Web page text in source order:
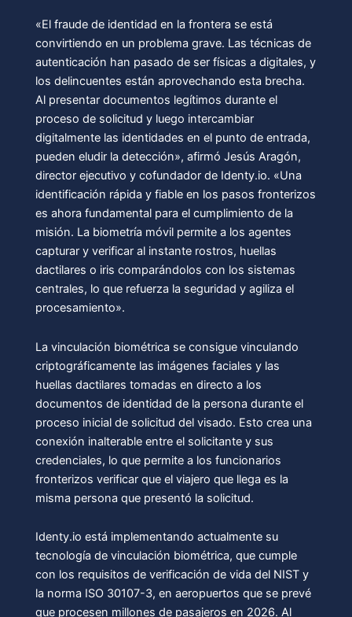
«El fraude de identidad en la frontera se está
convirtiendo en un problema grave. Las técnicas de
autenticación han pasado de ser físicas a digitales, y
los delincuentes están aprovechando esta brecha.
Al presentar documentos legítimos durante el
proceso de solicitud y luego intercambiar
digitalmente las identidades en el punto de entrada,
pueden eludir la detección», afirmó Jesús Aragón,
director ejecutivo y cofundador de Identy.io. «Una
identificación rápida y fiable en los pasos fronterizos
es ahora fundamental para el cumplimiento de la
misión. La biometría móvil permite a los agentes
capturar y verificar al instante rostros, huellas
dactilares o iris comparándolos con los sistemas
centrales, lo que refuerza la seguridad y agiliza el
procesamiento».
La vinculación biométrica se consigue vinculando
criptográficamente las imágenes faciales y las
huellas dactilares tomadas en directo a los
documentos de identidad de la persona durante el
proceso inicial de solicitud del visado. Esto crea una
conexión inalterable entre el solicitante y sus
credenciales, lo que permite a los funcionarios
fronterizos verificar que el viajero que llega es la
misma persona que presentó la solicitud.
Identy.io está implementando actualmente su
tecnología de vinculación biométrica, que cumple
con los requisitos de verificación de vida del NIST y
la norma ISO 30107-3, en aeropuertos que se prevé
que procesen millones de pasajeros en 2026. Al